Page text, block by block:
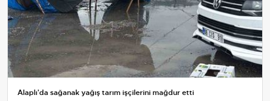
Alaplı'da sağanak yağış tarım işçilerini mağdur etti